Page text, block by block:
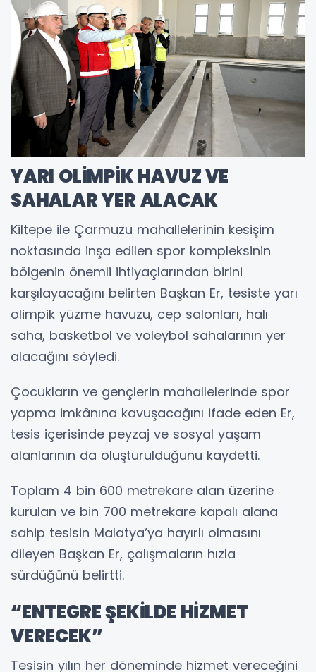
YARI OLİMPİK HAVUZ VE
SAHALAR YER ALACAK
Kiltepe ile Çarmuzu mahallelerinin kesişim
noktasında inşa edilen spor kompleksinin
bölgenin önemli ihtiyaçlarından birini
karşılayacağını belirten Başkan Er, tesiste yarı
olimpik yüzme havuzu, cep salonları, halı
saha, basketbol ve voleybol sahalarının yer
alacağını söyledi.
Çocukların ve gençlerin mahallelerinde spor
yapma imkânına kavuşacağını ifade eden Er,
tesis içerisinde peyzaj ve sosyal yaşam
alanlarının da oluşturulduğunu kaydetti.
Toplam 4 bin 600 metrekare alan üzerine
kurulan ve bin 700 metrekare kapalı alana
sahip tesisin Malatya’ya hayırlı olmasını
dileyen Başkan Er, çalışmaların hızla
sürdüğünü belirtti.
“ENTEGRE ŞEKİLDE HİZMET
VERECEK”
Tesisin yılın her döneminde hizmet vereceğini